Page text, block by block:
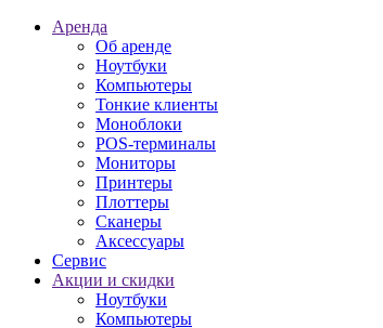
Аренда
Об аренде
Ноутбуки
Компьютеры
Тонкие клиенты
Моноблоки
POS-терминалы
Мониторы
Принтеры
Плоттеры
Сканеры
Аксессуары
Сервис
Акции и скидки
Ноутбуки
Компьютеры